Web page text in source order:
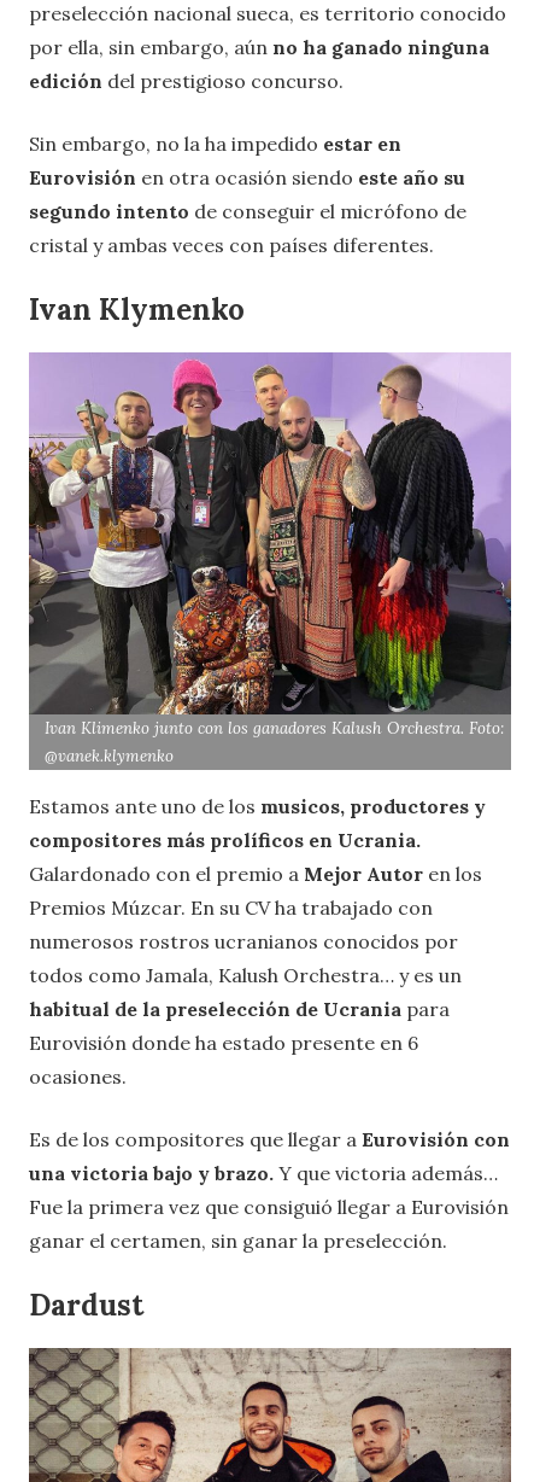
preselección nacional sueca, es territorio conocido
por ella, sin embargo, aún no ha ganado ninguna
edición del prestigioso concurso.
Sin embargo, no la ha impedido estar en
Eurovisión en otra ocasión siendo este año su
segundo intento de conseguir el micrófono de
cristal y ambas veces con países diferentes.
Ivan Klymenko
Ivan Klimenko junto con los ganadores Kalush Orchestra. Foto:
@vanek.klymenko
Estamos ante uno de los musicos, productores y
compositores más prolíficos en Ucrania.
Galardonado con el premio a Mejor Autor en los
Premios Múzcar. En su CV ha trabajado con
numerosos rostros ucranianos conocidos por
todos como Jamala, Kalush Orchestra… y es un
habitual de la preselección de Ucrania para
Eurovisión donde ha estado presente en 6
ocasiones.
Es de los compositores que llegar a Eurovisión con
una victoria bajo y brazo. Y que victoria además…
Fue la primera vez que consiguió llegar a Eurovisión
ganar el certamen, sin ganar la preselección.
Dardust